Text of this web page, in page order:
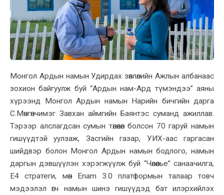
Монгол Ардын намын Удирдах зөвлөлийн Ажлын албанаас
зохион байгуулж буй “Ардын нам-Ард түмэндээ” аяны
хүрээнд Монгол Ардын намын Нарийн бичгийн дарга
С.Мөнгөнчимэг Завхан аймгийн Баянтэс суманд ажиллав.
Тэрээр алслагдсан сумын төлөөлөл болсон 70 гаруй намын
гишүүдтэй уулзаж, Засгийн газар, УИХ-аас гаргасан
шийдвэр болон Монгол Ардын намын бодлого, намын
даргын дэвшүүлэн хэрэгжүүлж буй “Чөлөөлье” санаачилга,
E4 стратеги, мөн Enam 3.0 платформын талаар товч
мэдээлэл өгч намын шинэ гишүүдэд бат илэрхийлэх